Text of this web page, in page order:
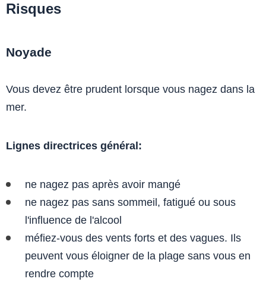
Risques
Noyade
Vous devez être prudent lorsque vous nagez dans la
mer.
Lignes directrices général:
ne nagez pas après avoir mangé
ne nagez pas sans sommeil, fatigué ou sous
l'influence de l'alcool
méfiez-vous des vents forts et des vagues. Ils
peuvent vous éloigner de la plage sans vous en
rendre compte